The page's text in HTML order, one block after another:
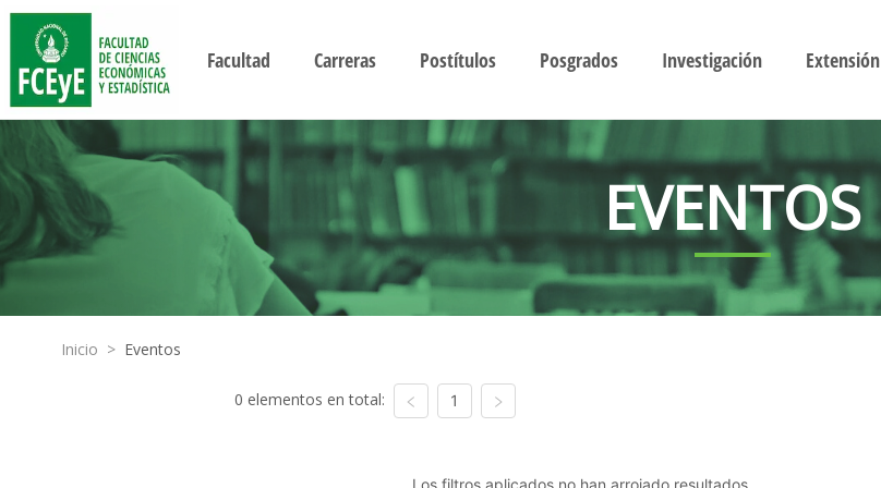
Facultad Carreras Postítulos Posgrados Investigación Extensión
EVENTOS
Inicio > Eventos
0 elementos en total: 1
Los filtros aplicados no han arrojado resultados